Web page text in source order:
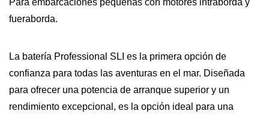
Para embarcaciones pequeñas con motores intraborda y
fueraborda.
La batería Professional SLI es la primera opción de
confianza para todas las aventuras en el mar. Diseñada
para ofrecer una potencia de arranque superior y un
rendimiento excepcional, es la opción ideal para una